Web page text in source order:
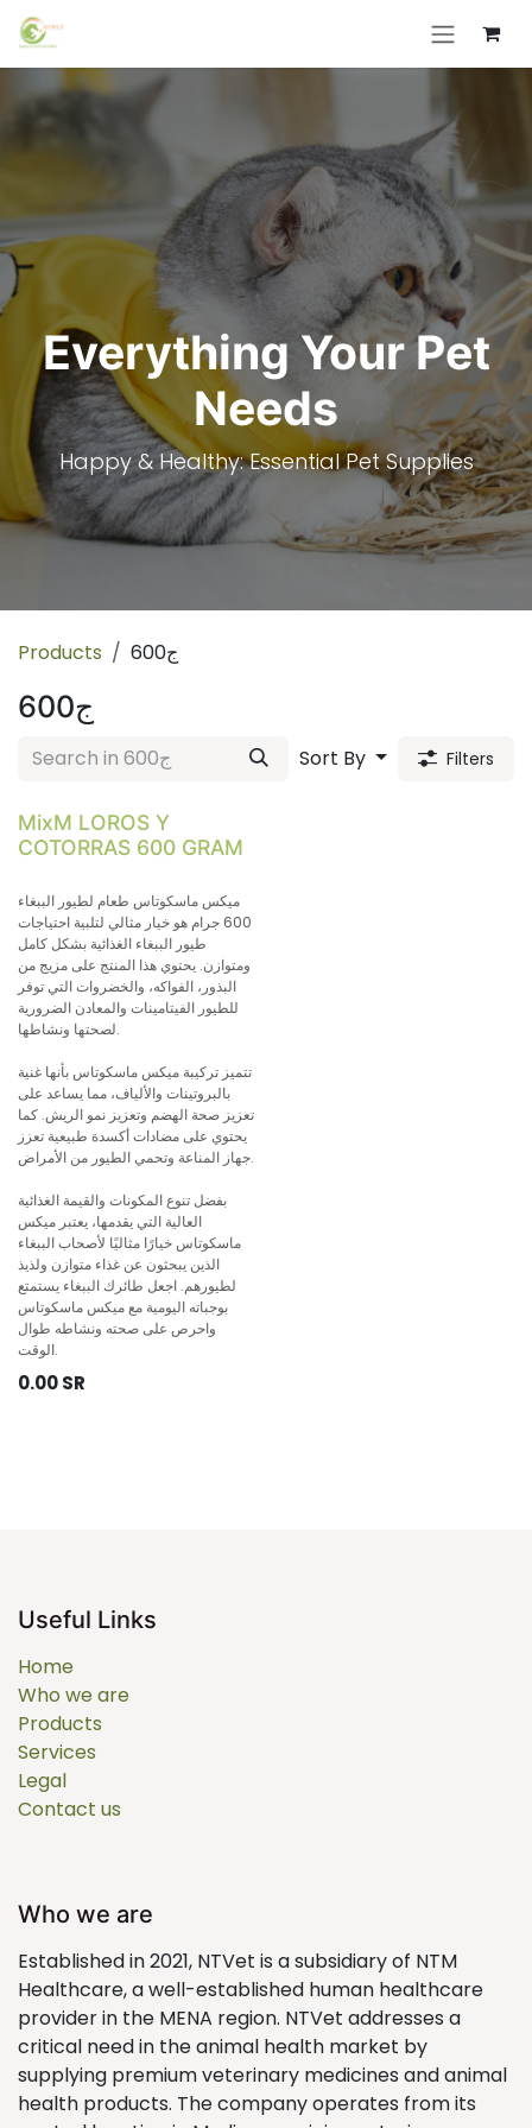
Skip to Content
Everything Your Pet
Needs
Happy & Healthy: Essential Pet Supplies
Products 600ج
600ج
Sort By Filters
MixM LOROS Y
COTORRAS 600 GRAM
ميكس ماسكوتاس طعام لطيور الببغاء
600 جرام هو خيار مثالي لتلبية احتياجات
طيور الببغاء الغذائية بشكل كامل
ومتوازن. يحتوي هذا المنتج على مزيج من
البذور، الفواكه، والخضروات التي توفر
للطيور الفيتامينات والمعادن الضرورية
لصحتها ونشاطها.
تتميز تركيبة ميكس ماسكوتاس بأنها غنية
بالبروتينات والألياف، مما يساعد على
تعزيز صحة الهضم وتعزيز نمو الريش. كما
يحتوي على مضادات أكسدة طبيعية تعزز
جهاز المناعة وتحمي الطيور من الأمراض.
بفضل تنوع المكونات والقيمة الغذائية
العالية التي يقدمها، يعتبر ميكس
ماسكوتاس خيارًا مثاليًا لأصحاب الببغاء
الذين يبحثون عن غذاء متوازن ولذيذ
لطيورهم. اجعل طائرك الببغاء يستمتع
بوجباته اليومية مع ميكس ماسكوتاس
واحرص على صحته ونشاطه طوال
الوقت.
0.00SR
Useful Links
Home
Who we are
Products
Services
Legal
Contact us
Who we are
Established in 2021, NTVet is a subsidiary of NTM
Healthcare, a well-established human healthcare
provider in the MENA region. NTVet addresses a
critical need in the animal health market by
supplying premium veterinary medicines and animal
health products. The company operates from its